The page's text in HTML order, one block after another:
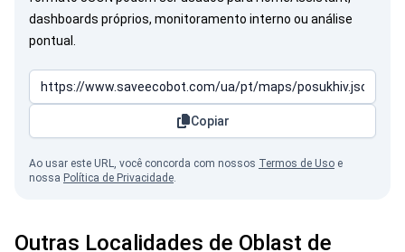
dashboards próprios, monitoramento interno ou análise
pontual.
Copiar
Ao usar este URL, você concorda com nossos Termos de Uso e
nossa Política de Privacidade.
Outras Localidades de Oblast de